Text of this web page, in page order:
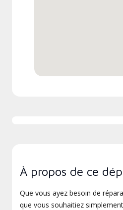
À propos de ce
Que vous ayez besoin de
que vous souhaitiez